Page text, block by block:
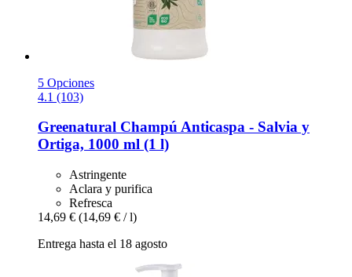
5 Opciones
4.1 (103)
Greenatural Champú Anticaspa -​ Salvia y
Ortiga, 1000 ml (1 l)
Astringente
Aclara y purifica
Refresca
14,69 € (14,69 € / l)
Entrega hasta el 18 agosto